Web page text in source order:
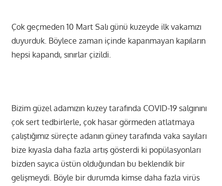
Çok geçmeden 10 Mart Salı günü kuzeyde ilk vakamızı
duyurduk. Böylece zaman içinde kapanmayan kapıların
hepsi kapandı, sınırlar çizildi.
Bizim güzel adamızın kuzey tarafında COVID-19 salgınını
çok sert tedbirlerle, çok hasar görmeden atlatmaya
çalıştığımız süreçte adanın güney tarafında vaka sayıları
bize kıyasla daha fazla artış gösterdi ki popülasyonları
bizden sayıca üstün olduğundan bu beklendik bir
gelişmeydi. Böyle bir durumda kimse daha fazla virüs